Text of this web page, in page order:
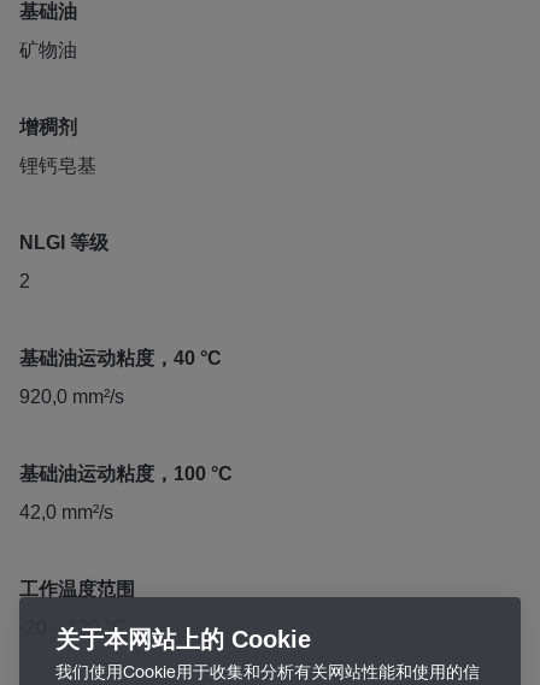
基础油
矿物油
增稠剂
锂钙皂基
NLGI 等级
2
基础油运动粘度，40 °C
920,0 mm²/s
基础油运动粘度，100 °C
42,0 mm²/s
工作温度范围
-20 – 120 °C
关于本网站上的 Cookie
我们使用Cookie用于收集和分析有关网站性能和使用的信